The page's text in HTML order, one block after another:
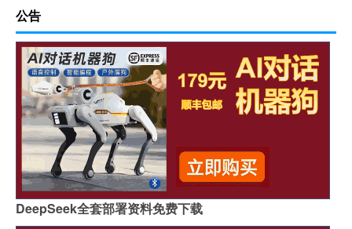
公告
DeepSeek全套部署资料免费下载